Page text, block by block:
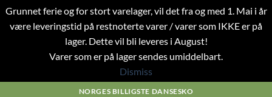
Grunnet ferie og for stort varelager, vil det fra og med 1. Mai i år
være leveringstid på restnoterte varer / varer som IKKE er på
lager. Dette vil bli leveres i August!
Varer som er på lager sendes umiddelbart.
Dismiss
NORGES BILLIGSTE DANSESKO